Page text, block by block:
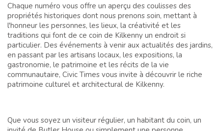
LES MARIAGES
OFFRES SPÉCIALES
CHÈQUES CADEAUX
BUTLER HOUSE &
BOOK D'IRLANDE
Chaque numéro vous offre un aperçu des coulisses des
propriétés historiques dont nous prenons soin, mettant à
l'honneur les personnes, les lieux, la créativité et les
traditions qui font de ce coin de Kilkenny un endroit si
particulier. Des événements à venir aux actualités des jardins,
en passant par les artisans locaux, les expositions, la
gastronomie, le patrimoine et les récits de la vie
communautaire, Civic Times vous invite à découvrir le riche
patrimoine culturel et architectural de Kilkenny.
Que vous soyez un visiteur régulier, un habitant du coin, un